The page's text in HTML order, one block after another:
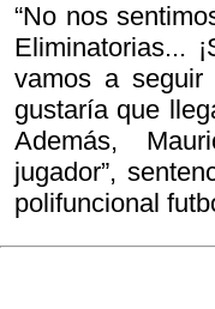
“No nos
Eliminatorias...
vamos a
gustaría que
Además,
jugador”,
polifuncional